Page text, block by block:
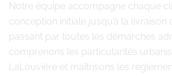
Notre équipe accompagne chaque
conception initiale jusqu’à la livraison
passant par toutes les démarches
comprenons les particularités
LaLouvière et maîtrisons les